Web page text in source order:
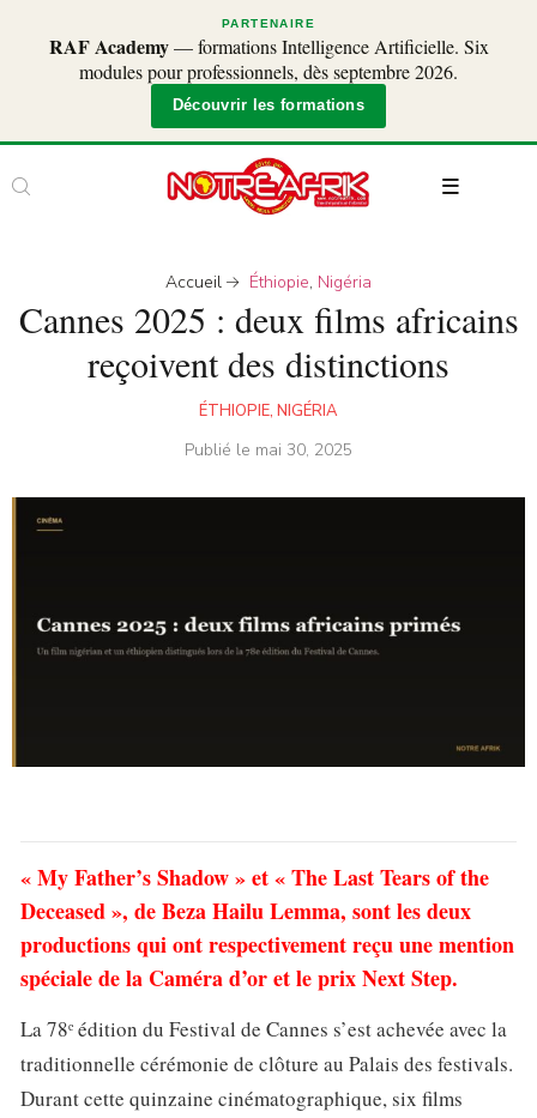
PARTENAIRE
RAF Academy— formations Intelligence Artificielle. Six
modules pour professionnels, dès septembre 2026.
Découvrir les formations
Accueil Éthiopie, Nigéria
Cannes 2025 : deux films africains
reçoivent des distinctions
ÉTHIOPIE, NIGÉRIA
Publié le mai 30, 2025
« My Father’s Shadow » et « The Last Tears of the
Deceased », de Beza Hailu Lemma, sont les deux
productions qui ont respectivement reçu une mention
spéciale de la Caméra d’or et le prix Next Step.
La 78ᵉ édition du Festival de Cannes s’est achevée avec la
traditionnelle cérémonie de clôture au Palais des festivals.
Durant cette quinzaine cinématographique, six films